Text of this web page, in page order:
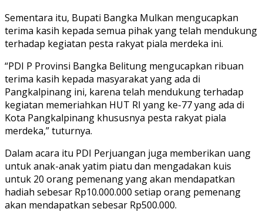
Sementara itu, Bupati Bangka Mulkan mengucapkan
terima kasih kepada semua pihak yang telah mendukung
terhadap kegiatan pesta rakyat piala merdeka ini.
“PDI P Provinsi Bangka Belitung mengucapkan ribuan
terima kasih kepada masyarakat yang ada di
Pangkalpinang ini, karena telah mendukung terhadap
kegiatan memeriahkan HUT RI yang ke-77 yang ada di
Kota Pangkalpinang khususnya pesta rakyat piala
merdeka,” tuturnya.
Dalam acara itu PDI Perjuangan juga memberikan uang
untuk anak-anak yatim piatu dan mengadakan kuis
untuk 20 orang pemenang yang akan mendapatkan
hadiah sebesar Rp10.000.000 setiap orang pemenang
akan mendapatkan sebesar Rp500.000.